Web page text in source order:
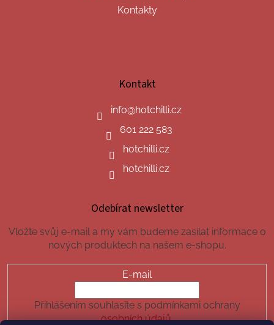
Kontakty
Kontakt
info@hotchilli.cz
601 222 583
hotchilli.cz
hotchilli.cz
Odebírat newsletter
Vložte svůj e-mail a my vám budeme zasílat informace o
nových produktech na našem e-shopu.
E-mail
Přihlášením souhlasíte s podmínkami ochrany
osobních údajů.